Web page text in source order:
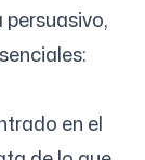
persuasivo,
en el